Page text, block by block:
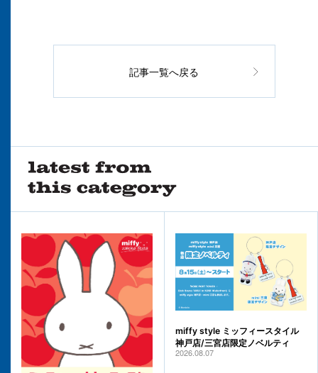
記事一覧へ戻る
miffy style ミッフィースタイル
神戸店/三宮店限定ノベルティ
2026.08.07